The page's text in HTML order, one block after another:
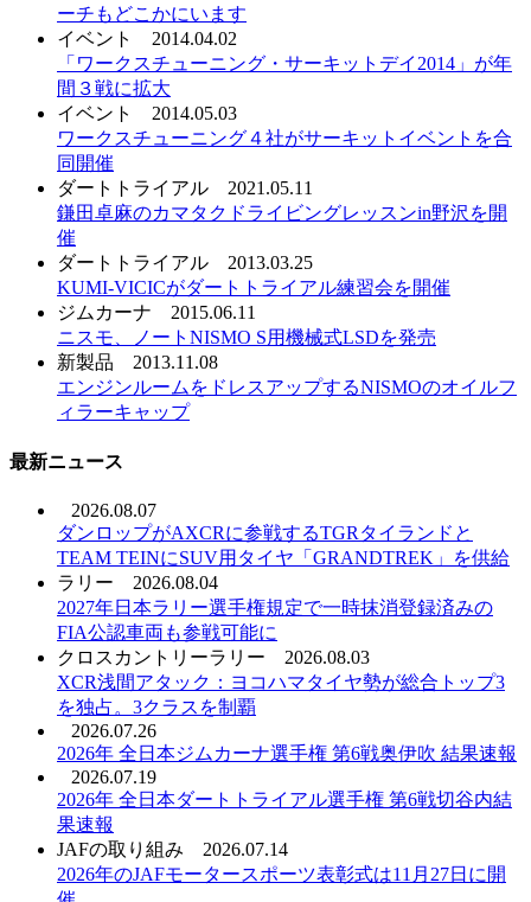
ーチもどこかにいます
イベント
2014.04.02
「ワークスチューニング・サーキットデイ2014」が年
間３戦に拡大
イベント
2014.05.03
ワークスチューニング４社がサーキットイベントを合
同開催
ダートトライアル
2021.05.11
鎌田卓麻のカマタクドライビングレッスンin野沢を開
催
ダートトライアル
2013.03.25
KUMI-VICICがダートトライアル練習会を開催
ジムカーナ
2015.06.11
ニスモ、ノートNISMO S用機械式LSDを発売
新製品
2013.11.08
エンジンルームをドレスアップするNISMOのオイルフ
ィラーキャップ
最新ニュース
2026.08.07
ダンロップがAXCRに参戦するTGRタイランドと
TEAM TEINにSUV用タイヤ「GRANDTREK」を供給
ラリー
2026.08.04
2027年日本ラリー選手権規定で一時抹消登録済みの
FIA公認車両も参戦可能に
クロスカントリーラリー
2026.08.03
XCR浅間アタック：ヨコハマタイヤ勢が総合トップ3
を独占。3クラスを制覇
2026.07.26
2026年 全日本ジムカーナ選手権 第6戦奥伊吹 結果速報
2026.07.19
2026年 全日本ダートトライアル選手権 第6戦切谷内結
果速報
JAFの取り組み
2026.07.14
2026年のJAFモータースポーツ表彰式は11月27日に開